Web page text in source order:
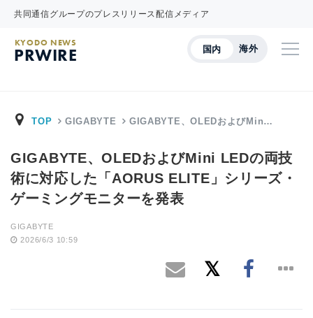
共同通信グループのプレスリリース配信メディア
国内 海外
KYODO NEWS
PRWIRE
TOP GIGABYTE GIGABYTE、OLEDおよびMin…
GIGABYTE、OLEDおよびMini LEDの両技
術に対応した「AORUS ELITE」シリーズ・
ゲーミングモニターを発表
GIGABYTE
2026/6/3 10:59